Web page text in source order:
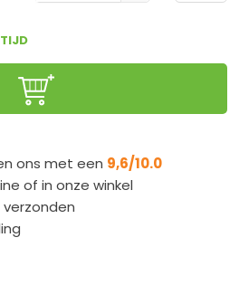
ons met een 9,6/10.0
of in onze winkel
verzonden